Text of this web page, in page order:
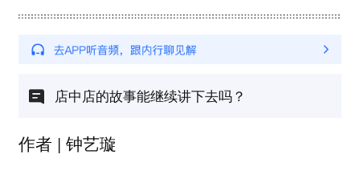
店中店的故事能继续讲下去吗？
作者 | 钟艺璇